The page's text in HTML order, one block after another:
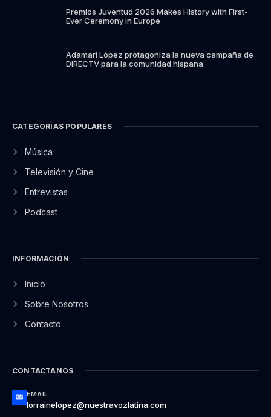
Premios Juventud 2026 Makes History with First-
Ever Ceremony in Europe
Adamari López protagoniza la nueva campaña de
DIRECTV para la comunidad hispana
CATEGORÍAS POPULARES
Música
Televisión y Cine
Entrevistas
Podcast
INFORMACIÓN
Inicio
Sobre Nosotros
Contacto
CONTACTANOS
EMAIL
lorrainelopez@nuestravozlatina.com